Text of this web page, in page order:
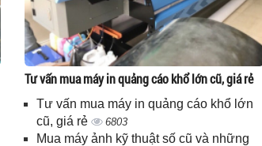
Tư vấn mua máy in quảng cáo khổ lớn cũ, giá rẻ
Tư vấn mua máy in quảng cáo khổ lớn
cũ, giá rẻ
6803
Mua máy ảnh kỹ thuật số cũ và những